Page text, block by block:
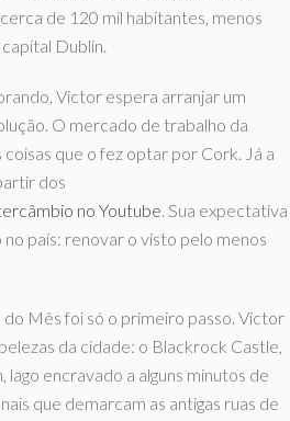
de 120 mil habitantes, menos
Dublin.
Victor espera arranjar um
O mercado de trabalho da
que o fez optar por Cork. Já a
dos
no Youtube. Sua expectativa
país: renovar o visto pelo menos
Mês foi só o primeiro passo. Victor
da cidade: o Blackrock Castle,
lago encravado a alguns minutos de
que demarcam as antigas ruas de